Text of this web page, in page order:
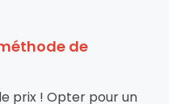
de
prix ! Opter pour un